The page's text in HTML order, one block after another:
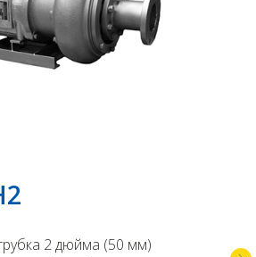
2 дюйма (50 мм)